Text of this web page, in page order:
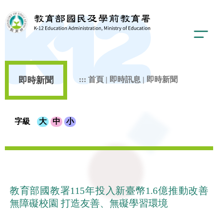
即時新聞 ::: 首頁 | 即時訊息 | 即時新聞
字級 大 中 小
教育部國教署115年投入新臺幣1.6億推動改善
無障礙校園 打造友善、無礙學習環境